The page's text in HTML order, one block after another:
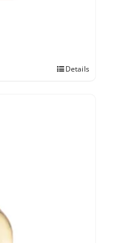
Details